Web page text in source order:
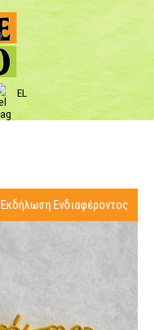
EL
Εκδήλωση Ενδιαφέροντος